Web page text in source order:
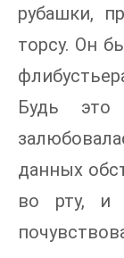
рубашки,
торсу. Он
Будь
данных
во рту, и